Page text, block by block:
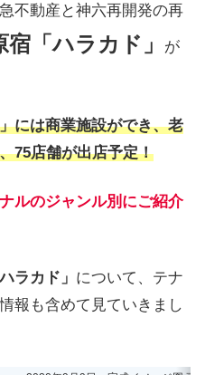
不動産と神六再開発の再
「ハラカド」
が
には商業施設ができ、老
75店舗が出店予定！
ルのジャンル別にご紹介
ラカド」 について、テナ
報も含めて見ていきまし